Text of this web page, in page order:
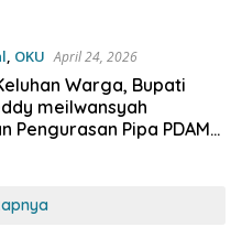
, OKU April 24, 2026
Warga, Bupati
meilwansyah
Pengurasan Pipa PDAM